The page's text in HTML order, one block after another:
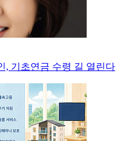
, 기초연금 수령 길 열린다